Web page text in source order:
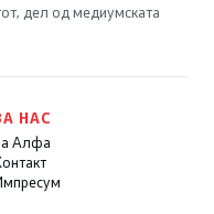
дел од медиумската
НАС
Алфа